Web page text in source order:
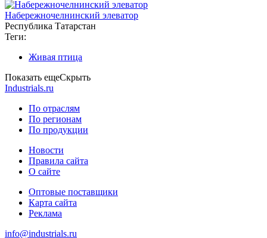
Набережночелнинский элеватор
Республика Татарстан
Теги:
Живая птица
Показать ещеСкрыть
Industrials.ru
По отраслям
По регионам
По продукции
Новости
Правила сайта
О сайте
Оптовые поставщики
Карта сайта
Реклама
info@industrials.ru